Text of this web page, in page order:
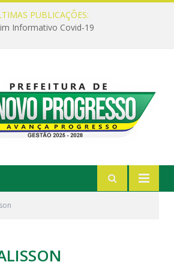
PUBLICAÇÕES:
Informativo Covid-19